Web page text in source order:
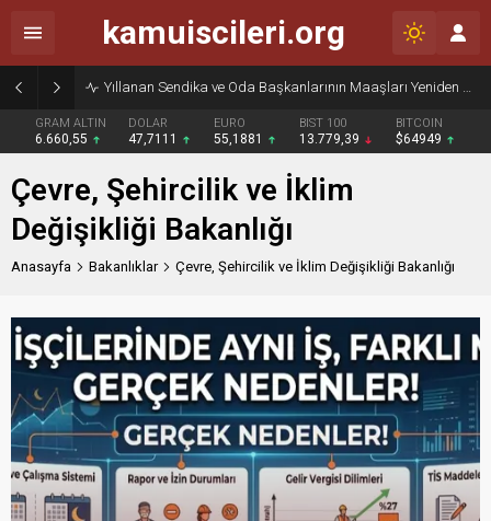
Yıllanan Sendika ve Oda Başkanlarının Maaşları Yeniden Gündemde
GRAM ALTIN
6.660,55
DOLAR
47,7111
EURO
55,1881
BIST 100
13.779,39
BITCOIN
$64949
kamuiscileri.org
Çevre, Şehircilik ve İklim
Değişikliği Bakanlığı
Anasayfa Bakanlıklar Çevre, Şehircilik ve İklim Değişikliği Bakanlığı